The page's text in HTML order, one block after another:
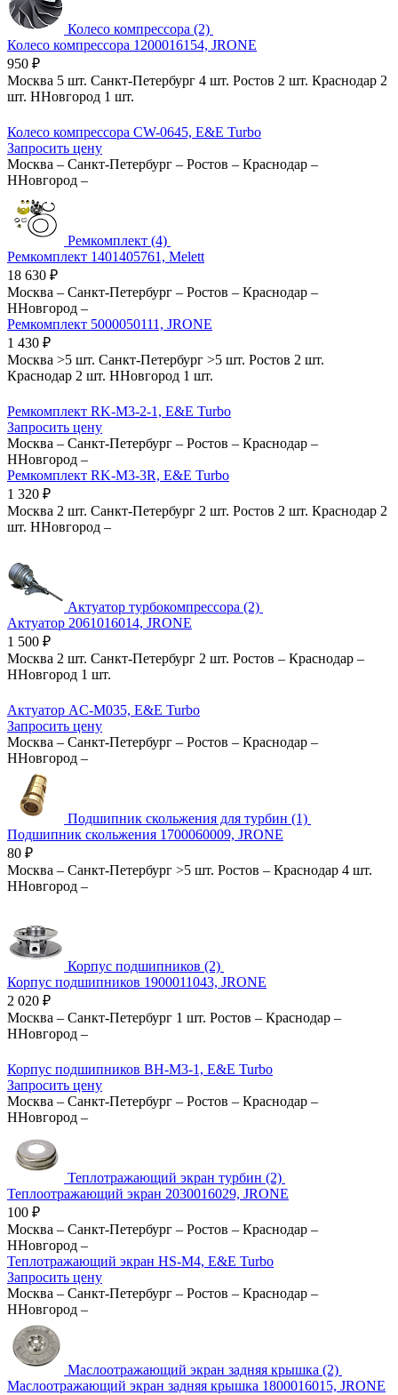
Колесо компрессора (2)
Колесо компрессора 1200016154, JRONE
950 ₽
Москва 5 шт. Санкт-Петербург 4 шт. Ростов 2 шт. Краснодар 2
шт. ННовгород 1 шт.
Колесо компрессора CW-0645, E&E Turbo
Запросить цену
Москва – Санкт-Петербург – Ростов – Краснодар –
ННовгород –
Ремкомплект (4)
Ремкомплект 1401405761, Melett
18 630 ₽
Москва – Санкт-Петербург – Ростов – Краснодар –
ННовгород –
Ремкомплект 5000050111, JRONE
1 430 ₽
Москва >5 шт. Санкт-Петербург >5 шт. Ростов 2 шт.
Краснодар 2 шт. ННовгород 1 шт.
Ремкомплект RK-M3-2-1, E&E Turbo
Запросить цену
Москва – Санкт-Петербург – Ростов – Краснодар –
ННовгород –
Ремкомплект RK-M3-3R, E&E Turbo
1 320 ₽
Москва 2 шт. Санкт-Петербург 2 шт. Ростов 2 шт. Краснодар 2
шт. ННовгород –
Актуатор турбокомпрессора (2)
Актуатор 2061016014, JRONE
1 500 ₽
Москва 2 шт. Санкт-Петербург 2 шт. Ростов – Краснодар –
ННовгород 1 шт.
Актуатор AC-M035, E&E Turbo
Запросить цену
Москва – Санкт-Петербург – Ростов – Краснодар –
ННовгород –
Подшипник скольжения для турбин (1)
Подшипник скольжения 1700060009, JRONE
80 ₽
Москва – Санкт-Петербург >5 шт. Ростов – Краснодар 4 шт.
ННовгород –
Корпус подшипников (2)
Корпус подшипников 1900011043, JRONE
2 020 ₽
Москва – Санкт-Петербург 1 шт. Ростов – Краснодар –
ННовгород –
Корпус подшипников BH-M3-1, E&E Turbo
Запросить цену
Москва – Санкт-Петербург – Ростов – Краснодар –
ННовгород –
Теплотражающий экран турбин (2)
Теплоотражающий экран 2030016029, JRONE
100 ₽
Москва – Санкт-Петербург – Ростов – Краснодар –
ННовгород –
Теплотражающий экран HS-M4, E&E Turbo
Запросить цену
Москва – Санкт-Петербург – Ростов – Краснодар –
ННовгород –
Маслоотражающий экран задняя крышка (2)
Маслоотражающий экран задняя крышка 1800016015, JRONE